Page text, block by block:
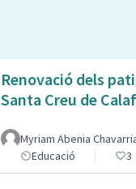
Renovació dels
Santa Creu de
Myriam Abenia
Educació
3